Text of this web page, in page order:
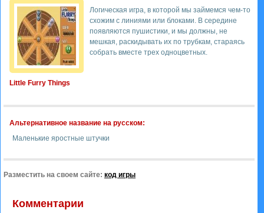
Little Furry Things
Логическая игра, в которой мы займемся чем-то
схожим с линиями или блоками. В середине
появляются пушистики, и мы должны, не
мешкая, раскидывать их по трубкам, стараясь
собрать вместе трех одноцветных.
Альтернативное название на русском:
Маленькие яростные штучки
Разместить на своем сайте: код игры
Комментарии